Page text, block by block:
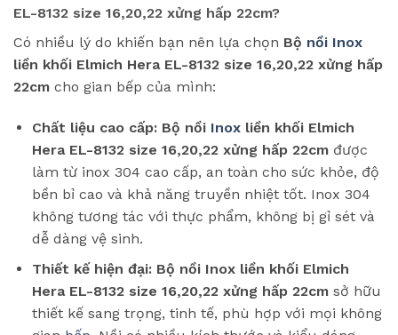
EL-8132 size 16,20,22 xửng hấp 22cm?
Có nhiều lý do khiến bạn nên lựa chọn Bộ nồi Inox
liền khối Elmich Hera EL-8132 size 16,20,22 xửng hấp
22cm cho gian bếp của mình:
Chất liệu cao cấp: Bộ nồi Inoxliền khối Elmich
Hera EL-8132 size 16,20,22 xửng hấp 22cmđược
làm từ inox 304 cao cấp, an toàn cho sức khỏe, độ
bền bỉ cao và khả năng truyền nhiệt tốt. Inox 304
không tương tác với thực phẩm, không bị gỉ sét và
dễ dàng vệ sinh.
Thiết kế hiện đại: Bộ nồi Inox liền khối Elmich
Hera EL-8132 size 16,20,22 xửng hấp 22cmsở hữu
thiết kế sang trọng, tinh tế, phù hợp với mọi không